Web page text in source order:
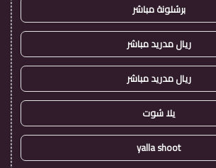
برشلونة مباشر
ريال مدريد مباشر
ريال مدريد مباشر
يلا شوت
yalla shoot